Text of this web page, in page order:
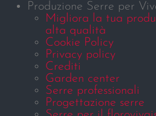
Produzione Serre per
Migliora la tua
alta qualità
Cookie Policy
Privacy policy
Crediti
Garden center
Serre professionali
Progettazione serre